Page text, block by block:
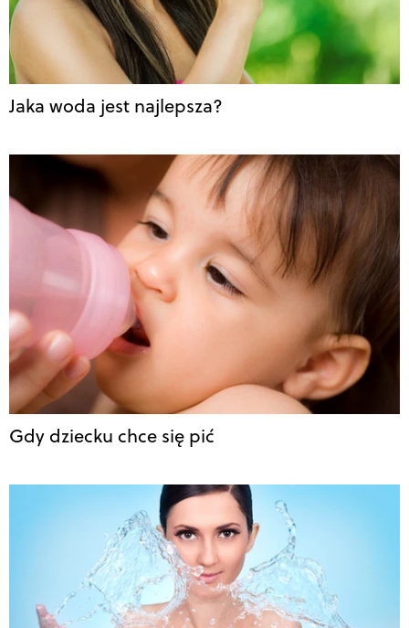
Jaka woda jest najlepsza?
Gdy dziecku chce się pić